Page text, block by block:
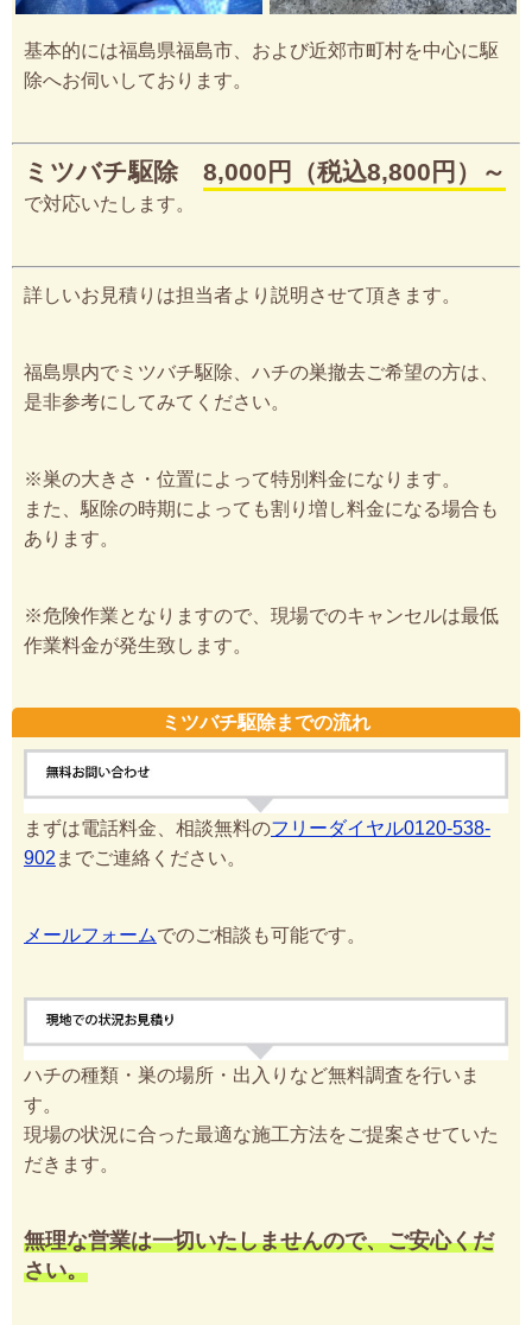
基本的には福島県福島市、および近郊市町村を中心に駆
除へお伺いしております。
ミツバチ駆除 8,000円（税込8,800円）～
で対応いたします。
詳しいお見積りは担当者より説明させて頂きます。
福島県内でミツバチ駆除、ハチの巣撤去ご希望の方は、
是非参考にしてみてください。
※巣の大きさ・位置によって特別料金になります。
また、駆除の時期によっても割り増し料金になる場合も
あります。
※危険作業となりますので、現場でのキャンセルは最低
作業料金が発生致します。
ミツバチ駆除までの流れ
まずは電話料金、相談無料のフリーダイヤル0120-538-
902 までご連絡ください。
メールフォームでのご相談も可能です。
ハチの種類・巣の場所・出入りなど無料調査を行いま
す。
現場の状況に合った最適な施工方法をご提案させていた
だきます。
無理な営業は一切いたしませんので、ご安心くだ
さい。